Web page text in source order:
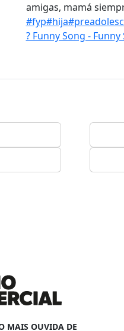
amigas, mamá
#fyp#hija
? Funny Song -
MAIS OUVIDA DE